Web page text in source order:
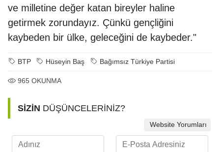
ve milletine değer katan bireyler haline
getirmek zorundayız. Çünkü gençliğini
kaybeden bir ülke, geleceğini de kaybeder."
BTP Hüseyin Baş Bağımsız Türkiye Partisi
965 OKUNMA
SİZİN DÜŞÜNCELERİNİZ?
Website Yorumları